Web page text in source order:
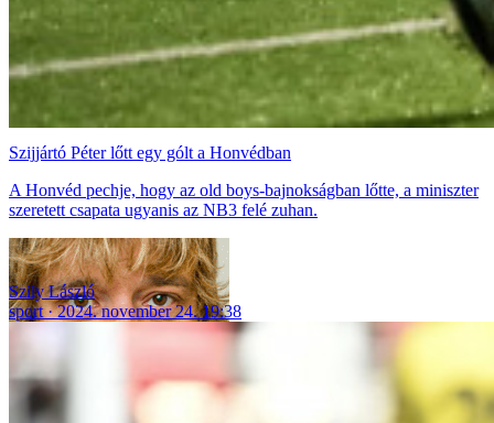
Szijjártó Péter lőtt egy gólt a Honvédban
A Honvéd pechje, hogy az old boys-bajnokságban lőtte, a miniszter
szeretett csapata ugyanis az NB3 felé zuhan.
Szily László
sport
2024. november 24. 19:38